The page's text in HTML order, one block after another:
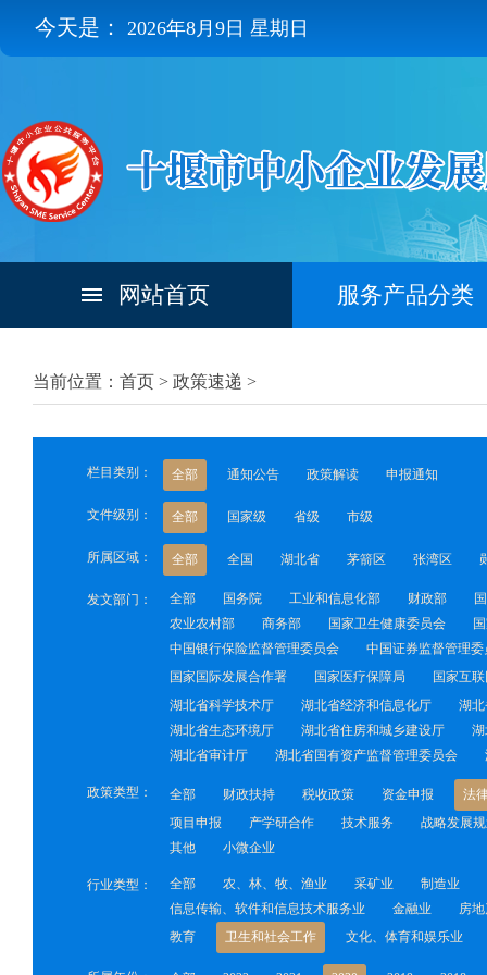
今天是： 2026年8月9日 星期日
网站首页 服务产品分类
当前位置：首页 > 政策速递 >
栏目类别： 全部 通知公告 政策解读 申报通知
文件级别： 全部 国家级 省级 市级
所属区域： 全部 全国 湖北省 茅箭区 张湾区
发文部门： 全部 国务院 工业和信息化部 财政部
农业农村部
商务部 国家卫生健康委员会
中国银行保险监督管理委员会
中国证券监督管理委
国家国际发展合作署
国家医疗保障局
国家互
湖北省科学技术厅
湖北省经济和信息化厅
湖
湖北省生态环境厅
湖北省住房和城乡建设厅
湖北省审计厅
湖北省国有资产监督管理委员会
政策类型： 全部 财政扶持 税收政策 资金申报
法
项目申报
产学研合作 技术服务
战略发展
其他
小微企业
行业类型： 全部 农、林、牧、渔业 采矿业
制造业
信息传输、软件和信息技术服务业
金融业
房
教育
卫生和社会工作 文化、体育和娱乐业